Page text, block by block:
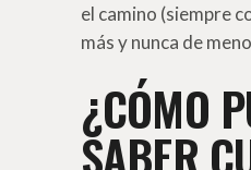
el camino (siempre
más y nunca de
¿CÓMO
SABER